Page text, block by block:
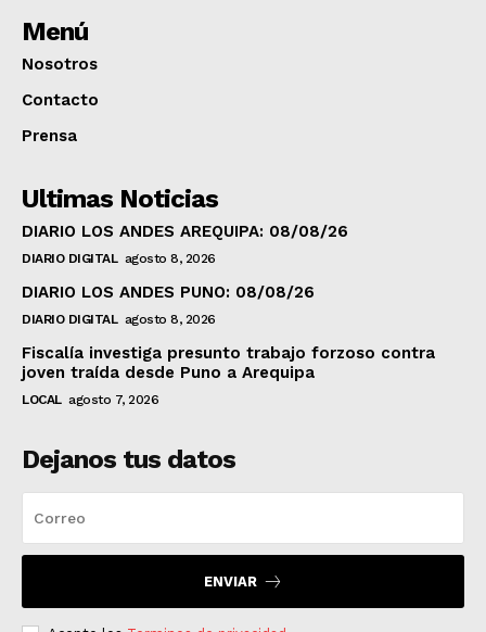
Menú
Nosotros
Contacto
Prensa
Ultimas Noticias
DIARIO LOS ANDES AREQUIPA: 08/08/26
DIARIO DIGITAL agosto 8, 2026
DIARIO LOS ANDES PUNO: 08/08/26
DIARIO DIGITAL agosto 8, 2026
Fiscalía investiga presunto trabajo forzoso contra
joven traída desde Puno a Arequipa
LOCAL agosto 7, 2026
Dejanos tus datos
ENVIAR